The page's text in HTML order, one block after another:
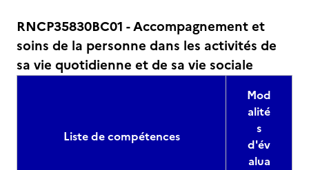
RNCP35830BC01 - Accompagnement et
soins de la personne dans les activités de
sa vie quotidienne et de sa vie sociale
Liste de compétences
Mod
alité
s
d'év
alua